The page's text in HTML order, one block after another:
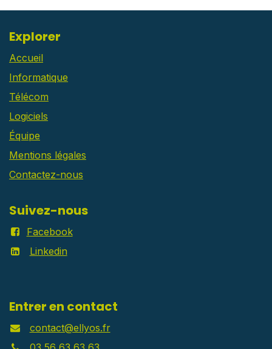
Explorer
Accueil
Informatique
Télécom
Logiciels
Équipe
Mentions légales
Contactez-nous
Suivez-nous
Facebook
Linkedin
Entrer en contact
contact@ellyos.fr